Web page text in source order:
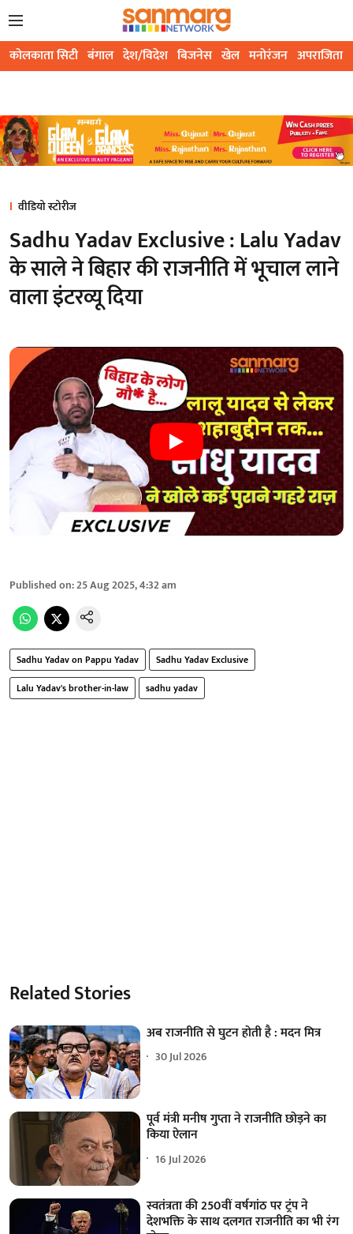
कोलकाता सिटी बंगाल देश/विदेश बिजनेस खेल मनोरंजन अपराजिता
वीडियो स्टोरीज
Sadhu Yadav Exclusive : Lalu Yadav
के साले ने बिहार की राजनीति में भूचाल लाने
वाला इंटरव्यू दिया
Published on:25 Aug 2025, 4:32 am
Sadhu Yadav on Pappu Yadav
Sadhu Yadav Exclusive
Lalu Yadav's brother-in-law
sadhu yadav
Related Stories
अब राजनीति से घुटन होती है : मदन मित्र
30 Jul 2026
पूर्व मंत्री मनीष गुप्ता ने राजनीति छोड़ने का
किया ऐलान
16 Jul 2026
स्वतंत्रता की 250वीं वर्षगांठ पर ट्रंप ने
देशभक्ति के साथ दलगत राजनीति का भी रंग